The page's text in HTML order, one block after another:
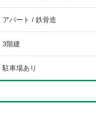
アパート / 鉄骨造
3階建
駐車場あり